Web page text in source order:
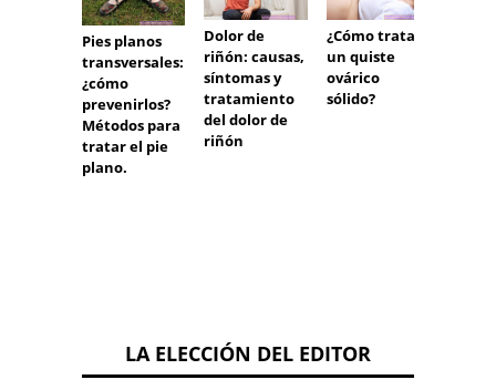
Pies planos
transversales:
¿cómo
prevenirlos?
Métodos para
tratar el pie
plano.
Dolor de
riñón: causas,
síntomas y
tratamiento
del dolor de
riñón
¿Cómo tratar
un quiste
ovárico
sólido?
LA ELECCIÓN DEL EDITOR